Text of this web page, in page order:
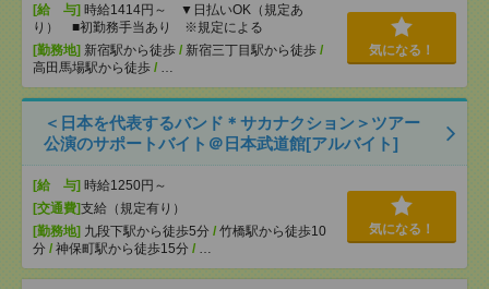
[給 与] 時給1414円～ ▼日払いOK（規定あ
り） ■初勤務手当あり ※規定による
[勤務地] 新宿駅から徒歩 / 新宿三丁目駅から徒歩 /
高田馬場駅から徒歩 / …
気になる！
＜日本を代表するバンド＊サカナクション＞ツアー
公演のサポートバイト＠日本武道館[アルバイト]
[給 与] 時給1250円～
[交通費]支給（規定有り）
[勤務地] 九段下駅から徒歩5分 / 竹橋駅から徒歩10
分 / 神保町駅から徒歩15分 / …
気になる！